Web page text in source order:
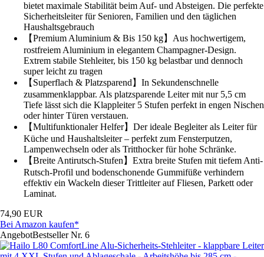
bietet maximale Stabilität beim Auf- und Absteigen. Die perfekte
Sicherheitsleiter für Senioren, Familien und den täglichen
Haushaltsgebrauch
【Premium Aluminium & Bis 150 kg】Aus hochwertigem,
rostfreiem Aluminium in elegantem Champagner-Design.
Extrem stabile Stehleiter, bis 150 kg belastbar und dennoch
super leicht zu tragen
【Superflach & Platzsparend】In Sekundenschnelle
zusammenklappbar. Als platzsparende Leiter mit nur 5,5 cm
Tiefe lässt sich die Klappleiter 5 Stufen perfekt in engen Nischen
oder hinter Türen verstauen.
【Multifunktionaler Helfer】Der ideale Begleiter als Leiter für
Küche und Haushaltsleiter – perfekt zum Fensterputzen,
Lampenwechseln oder als Tritthocker für hohe Schränke.
【Breite Antirutsch-Stufen】Extra breite Stufen mit tiefem Anti-
Rutsch-Profil und bodenschonende Gummifüße verhindern
effektiv ein Wackeln dieser Trittleiter auf Fliesen, Parkett oder
Laminat.
74,90 EUR
Bei Amazon kaufen*
AngebotBestseller Nr. 6